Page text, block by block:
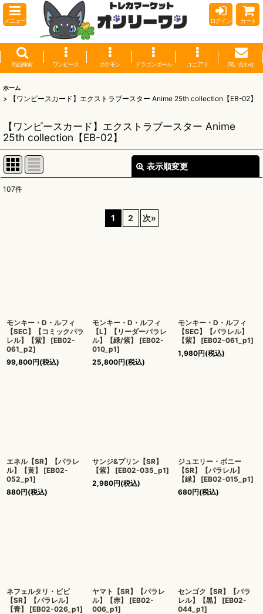
メニュー ログイン カート
商品検索 ワンピース ポケモン ドラゴンボール ユニアリ 問い合わせ
ホーム
> 【ワンピースカード】エクストラブースター Anime 25th collection【EB-02】
【ワンピースカード】エクストラブースター Anime
25th collection【EB-02】
表示順変更
107件
1 2 次»
モンキー・D・ルフィ
【SEC】【コミックパラ
レル】【紫】
[EB02-
061_p2]
99,800円(税込)
モンキー・D・ルフィ
【L】【リーダーパラレ
ル】【緑/紫】
[EB02-
010_p1]
25,800円(税込)
モンキー・D・ルフィ
【SEC】【パラレル】
【紫】
[EB02-061_p1]
1,980円(税込)
エネル【SR】【パラレ
ル】【黄】
[EB02-
052_p1]
880円(税込)
サンジ&プリン【SR】
【紫】
[EB02-035_p1]
2,980円(税込)
ジュエリー・ボニー
【SR】【パラレル】
【緑】
[EB02-015_p1]
680円(税込)
ネフェルタリ・ビビ
【SR】【パラレル】
【青】
[EB02-026_p1]
ヤマト【SR】【パラレ
ル】【赤】
[EB02-
006_p1]
センゴク【SR】【パラ
レル】【黒】
[EB02-
044_p1]